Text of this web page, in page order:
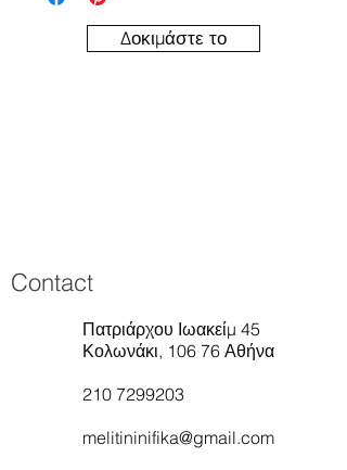
Δοκιμάστε το
Contact
Πατριάρχου Ιωακείμ 45
Κολωνάκι, 106 76 Αθήνα
210 7299203
melitininifika@gmail.com